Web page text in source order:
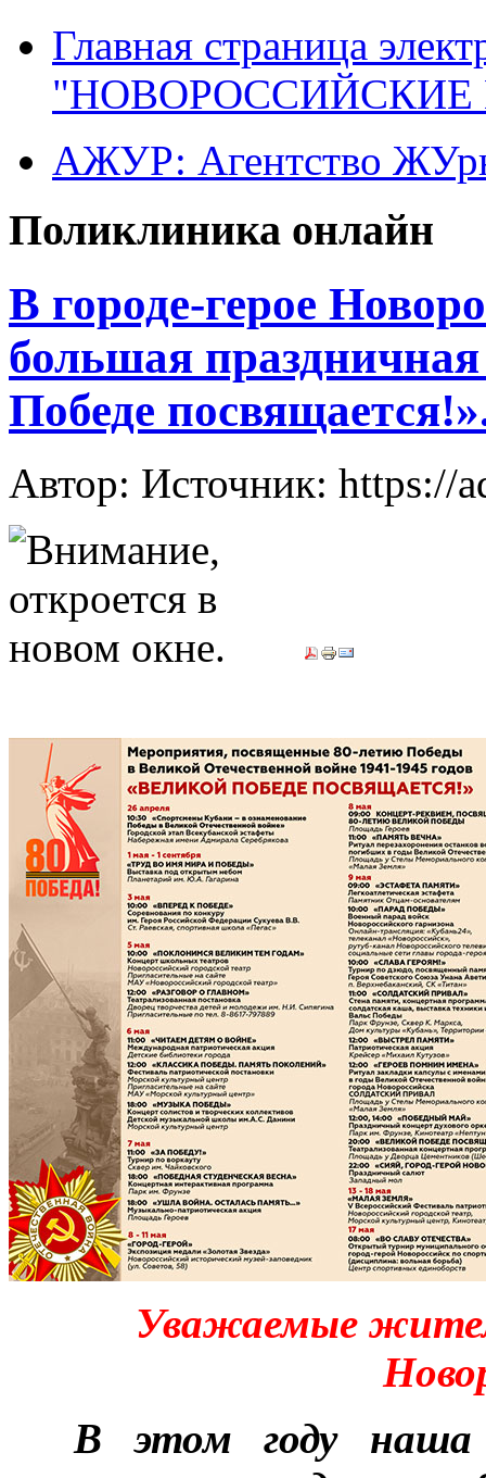
Главная страница
"НОВОРОССИЙСКИЕ
АЖУР: Агентство
Поликлиника онлайн
В городе-герое
большая
Победе
Автор: Источник: https://
Уважаемые
В этом году